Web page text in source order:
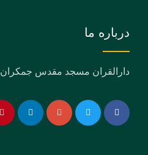
درباره ما
دارالقران مسجد مقدس جمکران